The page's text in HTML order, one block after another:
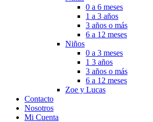
0 a 6 meses
1 a 3 años
3 años o más
6 a 12 meses
Niños
0 a 3 meses
1 3 años
3 años o más
6 a 12 meses
Zoe y Lucas
Contacto
Nosotros
Mi Cuenta